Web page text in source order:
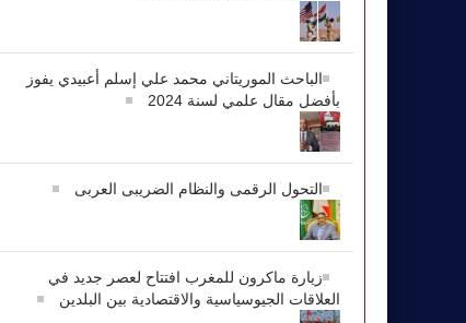
الباحث الموريتاني محمد علي إسلم أعبيدي يفوز
بأفضل مقال علمي لسنة 2024
التحول الرقمى والنظام الضريبى العربى
زيارة ماكرون للمغرب افتتاح لعصر جديد في
العلاقات الجيوسياسية والاقتصادية بين البلدين